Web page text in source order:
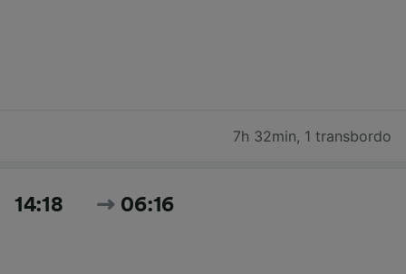
7h 32min, 1 transbordo
14:18 06:16